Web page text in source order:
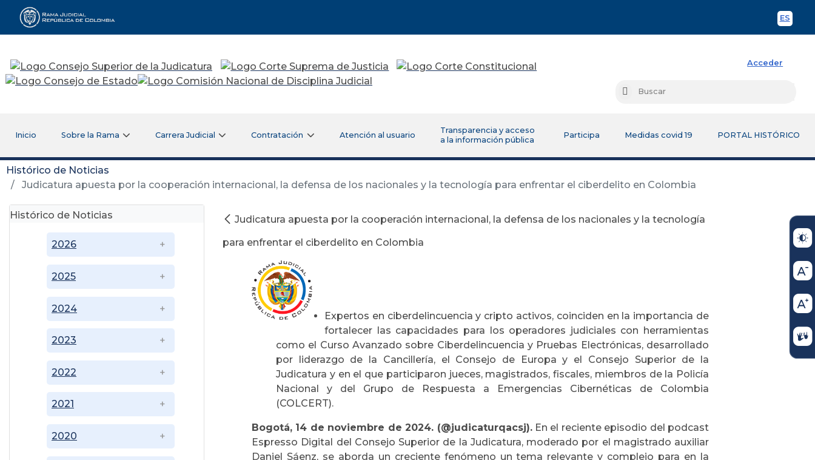
ES
Rama Judicial
Acceder
Buscar
Inicio Sobre la Rama Carrera Judicial Contratación Atención al usuario
Transparencia y acceso
a la información pública
Participa Medidas covid 19 PORTAL HISTÓRICO
Histórico de Noticias
Judicatura apuesta por la cooperación internacional, la defensa de los nacionales y la tecnología para enfrentar el ciberdelito en Colombia
Histórico de Noticias
2020
2021
2022
2023
2024
2025
2026
Judicatura apuesta por la cooperación internacional, la defensa de los nacionales y la tecnología
para enfrentar el ciberdelito en Colombia
Expertos en ciberdelincuencia y cripto activos, coinciden en la importancia de
fortalecer las capacidades para los operadores judiciales con herramientas
como el Curso Avanzado sobre Ciberdelincuencia y Pruebas Electrónicas, desarrollado
por liderazgo de la Cancillería, el Consejo de Europa y el Consejo Superior de la
Judicatura y en el que participaron jueces, magistrados, fiscales, miembros de la Policía
Nacional y del Grupo de Respuesta a Emergencias Cibernéticas de Colombia
(COLCERT).
Bogotá, 14 de noviembre de 2024. (@judicaturqacsj).En el reciente episodio del podcast
Espresso Digital del Consejo Superior de la Judicatura, moderado por el magistrado auxiliar
Daniel Sáenz, se aborda un creciente fenómeno un tema relevante y complejo para en la